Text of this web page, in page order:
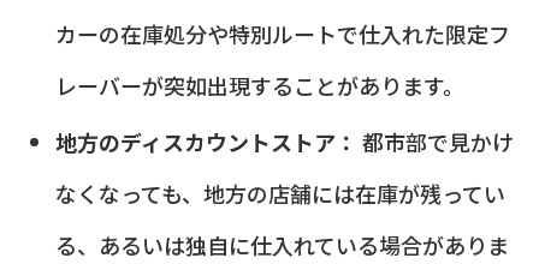
カーの在庫処分や特別ルートで仕入れた限定フ
レーバーが突如出現することがあります。
地方のディスカウントストア： 都市部で見かけ
なくなっても、地方の店舗には在庫が残ってい
る、あるいは独自に仕入れている場合がありま